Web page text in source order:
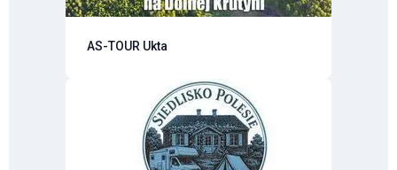
AS-TOUR Ukta